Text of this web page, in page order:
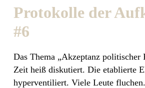
Protokolle der
#6
Das Thema „Akzeptanz politischer
Zeit heiß diskutiert. Die etablierte
hyperventiliert. Viele Leute